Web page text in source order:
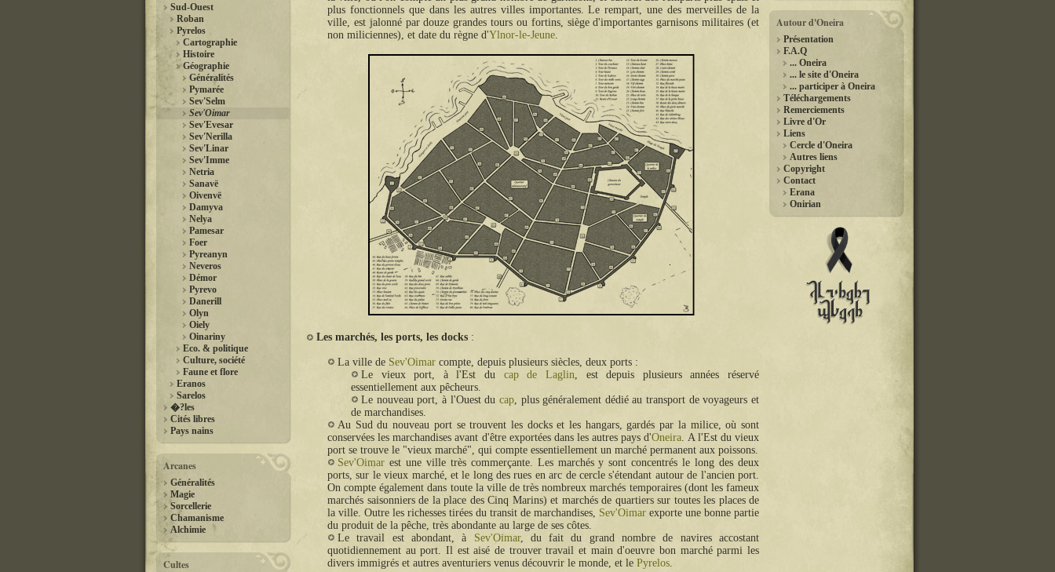
Sud-Ouest
Roban
Pyrelos
Cartographie
Histoire
Géographie
Généralités
Pymarée
Sev'Selm
Sev'Oimar
Sev'Evesar
Sev'Nerilla
Sev'Linar
Sev'Imme
Netria
Sanavë
Oivenvë
Damyva
Nelya
Pamesar
Foer
Pyreanyn
Neveros
Démor
Pyrevo
Danerill
Olyn
Oiely
Oinariny
Eco. & politique
Culture, société
Faune et flore
Eranos
Sarelos
�?les
Cités libres
Pays nains
Arcanes
Généralités
Magie
Sorcellerie
Chamanisme
Alchimie
Cultes
Autour d'Oneira
Présentation
F.A.Q
... Oneira
... le site d'Oneira
... participer à Oneira
Téléchargements
Remerciements
Livre d'Or
Liens
Cercle d'Oneira
Autres liens
Copyright
Contact
Erana
Onirian
plus fonctionnels que dans les autres villes importantes. Le rempart, une des merveilles de la
ville, est jalonné par douze grandes tours ou fortins, siège d'importantes garnisons militaires (et
non miliciennes), et date du règne d'Ylnor-le-Jeune.
Les marchés, les ports, les docks
La ville de Sev'Oimar compte, depuis plusieurs siècles, deux ports :
Le vieux port, à l'Est du cap de Laglin, est depuis plusieurs années réservé
essentiellement aux pêcheurs.
Le nouveau port, à l'Ouest du cap, plus généralement dédié au transport de voyageurs et
de marchandises.
Au Sud du nouveau port se trouvent les docks et les hangars, gardés par la milice, où sont
conservées les marchandises avant d'être exportées dans les autres pays d'Oneira. A l'Est du vieux
port se trouve le "vieux marché", qui compte essentiellement un marché permanent aux poissons.
Sev'Oimar est une ville très commerçante. Les marchés y sont concentrés le long des deux
ports, sur le vieux marché, et le long des rues en arc de cercle s'étendant autour de l'ancien port.
On compte également dans toute la ville de très nombreux marchés temporaires (dont les fameux
marchés saisonniers de la place des Cinq Marins) et marchés de quartiers sur toutes les places de
la ville. Outre les richesses tirées du transit de marchandises, Sev'Oimar exporte une bonne partie
du produit de la pêche, très abondante au large de ses côtes.
Le travail est abondant, à Sev'Oimar, du fait du grand nombre de navires accostant
quotidiennement au port. Il est aisé de trouver travail et main d'oeuvre bon marché parmi les
divers immigrés et autres aventuriers venus découvrir le monde, et le Pyrelos.